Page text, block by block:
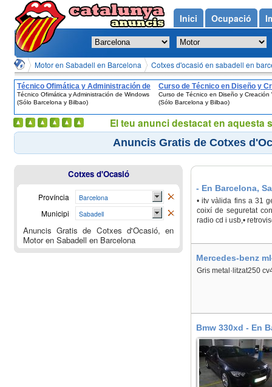
Motor en Sabadell en Barcelona Cotxes d'ocasió en sabadell en
Técnico Ofimática y Administración de
Windows (Sólo Barcelona y Bilbao)
Técnico Ofimática y Administración de Windows
(Sólo Barcelona y Bilbao)
Curso de Técnico en Diseño y
Web (Sólo Barcelona y Bilbao)
Curso de Técnico en Diseño y Creación
(Sólo Barcelona y Bilbao)
Anuncis Gratis de Cotxes
- En Barcelona,
• itv vàlida fins a 31
coixí de seguretat
radio cd i usb,•
Mercedes-benz
Gris metal·litzat250
Bmw 330xd - En
Cotxes d'Ocasió
Província Barcelona
Municipi Sabadell
Anuncis Gratis de Cotxes d'Ocasió, en
Motor en Sabadell en Barcelona
Inici Ocupació
El teu anunci destacat en aquesta